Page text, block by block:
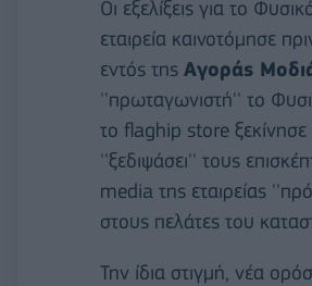
Οι εξελίξεις για το
εταιρεία καινοτόμησε
εντός της Αγοράς
''πρωταγωνιστή'' το
το flaghip store
''ξεδιψάσει'' τους
media της εταιρείας
στους πελάτες του
Την ίδια στιγμή, νέα